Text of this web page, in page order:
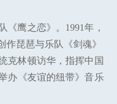
《鹰之恋》。1991年，
琵琶与乐队《剑魂》
克林顿访华，指挥中国
办《友谊的纽带》音乐